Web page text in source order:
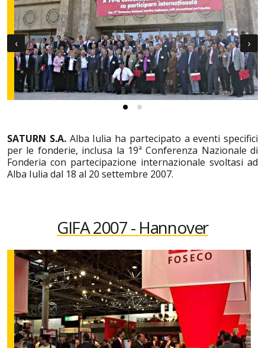
‹ ›
SATURN S.A.Alba Iulia ha partecipato a eventi specifici
per le fonderie, inclusa la 19ª Conferenza Nazionale di
Fonderia con partecipazione internazionale svoltasi ad
Alba Iulia dal 18 al 20 settembre 2007.
GIFA 2007 - Hannover